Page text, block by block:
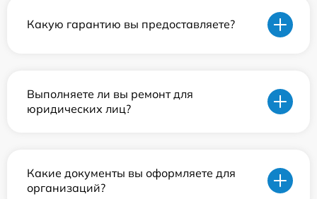
Какую гарантию вы предоставляете?
Выполняете ли вы ремонт для
юридических лиц?
Какие документы вы оформляете для
организаций?